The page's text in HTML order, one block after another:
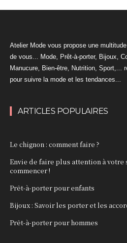
Atelier Mode vous propose une
de vous... Mode, Prêt-à-porter, Bijoux,
Manucure, Bien-être, Nutrition, Sport,...
pour suivre la mode et les tendances...
ARTICLES POPULAIRES
Le chignon : comment faire ?
Envie de faire plus attention à votre
commencer !
Prêt-à-porter pour enfants
Bijoux : Savoir les porter et les
Prêt-à-porter pour hommes